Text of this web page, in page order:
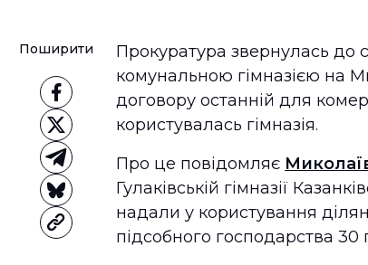
Поширити
Прокуратура звернулась до
комунальною гімназією на
договору останній для
користувалась гімназія.
Про це повідомляє
Гулаківській гімназії
надали у користування
підсобного господарства 30